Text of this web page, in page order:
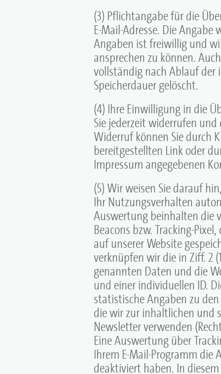
(3) Pflichtangabe für die
E-Mail-Adresse. Die
Angaben ist freiwillig und
ansprechen zu können.
vollständig nach Ablauf der
Speicherdauer gelöscht.
(4) Ihre Einwilligung in die
Sie jederzeit widerrufen
Widerruf können Sie durch
bereitgestellten Link oder
Impressum angegebenen
(5) Wir weisen Sie darauf
Ihr Nutzungsverhalten
Auswertung beinhalten die
Beacons bzw. Tracking-
auf unserer Website
verknüpfen wir die in Ziff. 2
genannten Daten und die
und einer individuellen ID.
statistische Angaben zu
die wir zur inhaltlichen und
Newsletter verwenden
Eine Auswertung über
Ihrem E-Mail-Programm
deaktiviert haben. In